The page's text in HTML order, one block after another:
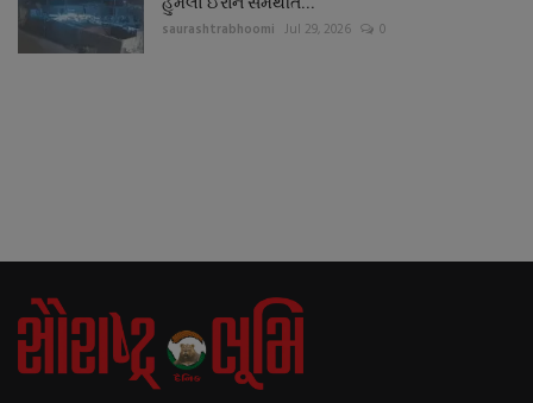
saurashtrabhoomi Jul 29, 2026 0